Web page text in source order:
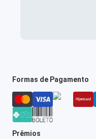
Formas de Pagamento
Prêmios